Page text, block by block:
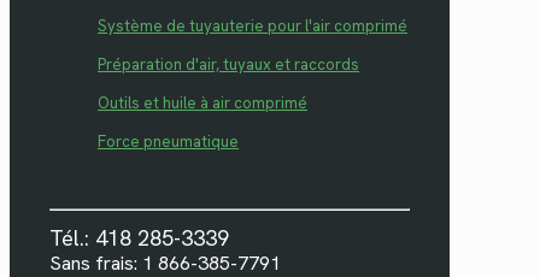
Système de tuyauterie pour l'air comprimé
Préparation d'air, tuyaux et raccords
Outils et huile à air comprimé
Force pneumatique
Tél.: 418 285-3339
Sans frais: 1 866-385-7791